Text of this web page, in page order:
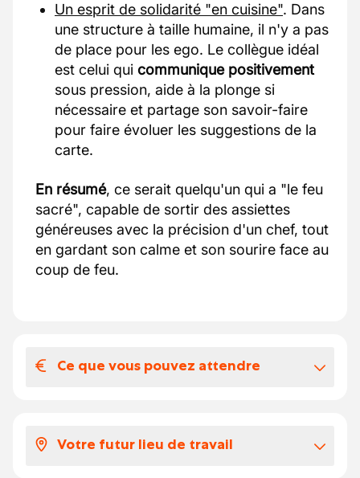
Un esprit de solidarité "en cuisine". Dans
une structure à taille humaine, il n'y a pas
de place pour les ego. Le collègue idéal
est celui qui communique positivement
sous pression, aide à la plonge si
nécessaire et partage son savoir-faire
pour faire évoluer les suggestions de la
carte.
En résumé, ce serait quelqu'un qui a "le feu
sacré", capable de sortir des assiettes
généreuses avec la précision d'un chef, tout
en gardant son calme et son sourire face au
coup de feu.
Ce que vous pouvez attendre
Voici à quoi ressemble votre package:
Votre futur lieu de travail